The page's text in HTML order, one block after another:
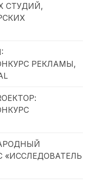
СТУДИЙ,
РЕКЛАМЫ,